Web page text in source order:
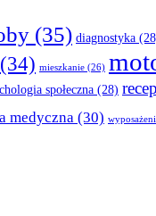
(35) diagnostyka
(34) mieszkanie (26)
społeczna (28)
medyczna (30)